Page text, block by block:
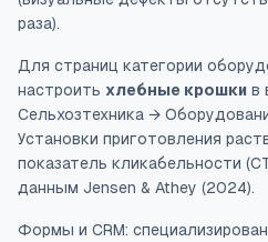
раза).
Для страниц категории
настроить хлебные крошки в
Сельхозтехника →
Установки приготовления
показатель кликабельности
данным Jensen & Athey (2024).
Формы и CRM: